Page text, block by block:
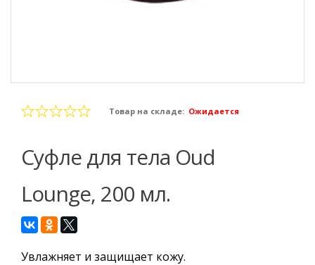
Товар на складе: Ожидается
Суфле для тела Oud
Lounge, 200 мл.
Увлажняет и защищает кожу.